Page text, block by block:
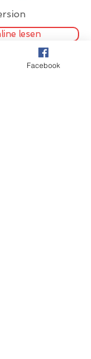
lesen
Facebook